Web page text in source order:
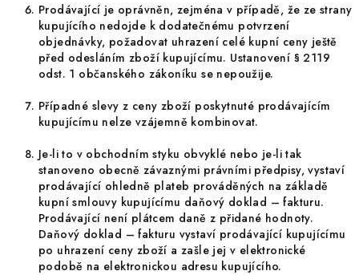
Prodávající je oprávněn, zejména v případě, že ze strany
kupujícího nedojde k dodatečnému potvrzení
objednávky, požadovat uhrazení celé kupní ceny ještě
před odesláním zboží kupujícímu. Ustanovení § 2119
odst. 1 občanského zákoníku se nepoužije.
Případné slevy z ceny zboží poskytnuté prodávajícím
kupujícímu nelze vzájemně kombinovat.
Je-li to v obchodním styku obvyklé nebo je-li tak
stanoveno obecně závaznými právními předpisy, vystaví
prodávající ohledně plateb prováděných na základě
kupní smlouvy kupujícímu daňový doklad – fakturu.
Prodávající není plátcem daně z přidané hodnoty.
Daňový doklad – fakturu vystaví prodávající kupujícímu
po uhrazení ceny zboží a zašle jej v elektronické
podobě na elektronickou adresu kupujícího.